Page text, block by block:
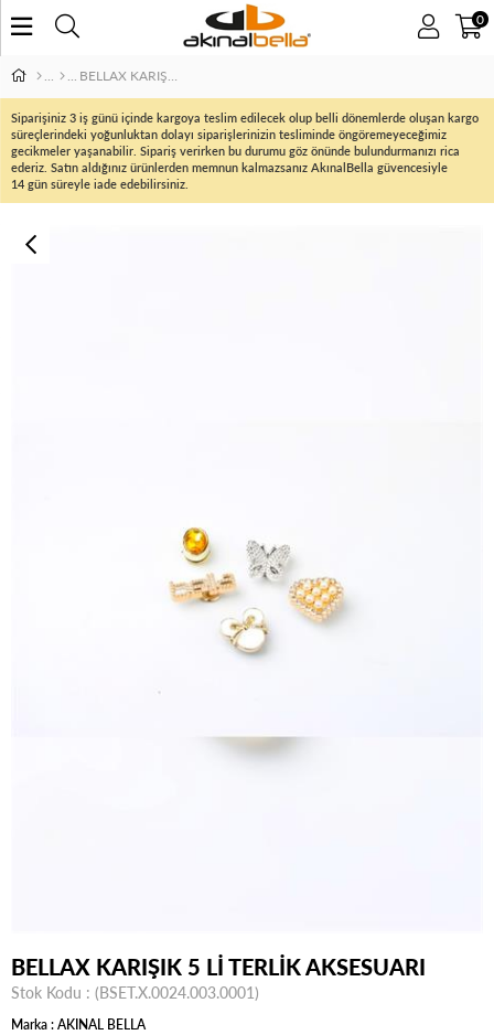
0
BELLAX KARIŞIK 5 Lİ TERLİK AKSESUARI
Siparişiniz 3 iş günü içinde kargoya teslim edilecek olup belli dönemlerde oluşan kargo
süreçlerindeki yoğunluktan dolayı siparişlerinizin tesliminde öngöremeyeceğimiz
gecikmeler yaşanabilir. Sipariş verirken bu durumu göz önünde bulundurmanızı rica
ederiz. Satın aldığınız ürünlerden memnun kalmazsanız AkınalBella güvencesiyle
14 gün süreyle iade edebilirsiniz.
BELLAX KARIŞIK 5 Lİ TERLİK AKSESUARI
Stok Kodu (BSET.X.0024.003.0001)
Marka:AKINAL BELLA